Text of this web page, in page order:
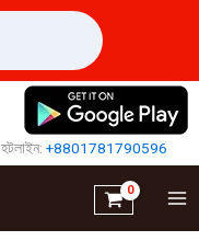
হটলাইন:+8801781790596